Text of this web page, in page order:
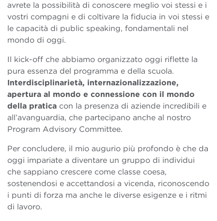
avrete la possibilità di conoscere meglio voi stessi e i
vostri compagni e di coltivare la fiducia in voi stessi e
le capacità di public speaking, fondamentali nel
mondo di oggi.
Il kick-off che abbiamo organizzato oggi riflette la
pura essenza del programma e della scuola.
Interdisciplinarietà, internazionalizzazione,
apertura al mondo e connessione con il mondo
della pratica con la presenza di aziende incredibili e
all’avanguardia, che partecipano anche al nostro
Program Advisory Committee.
Per concludere, il mio augurio più profondo è che da
oggi impariate a diventare un gruppo di individui
che sappiano crescere come classe coesa,
sostenendosi e accettandosi a vicenda, riconoscendo
i punti di forza ma anche le diverse esigenze e i ritmi
di lavoro.